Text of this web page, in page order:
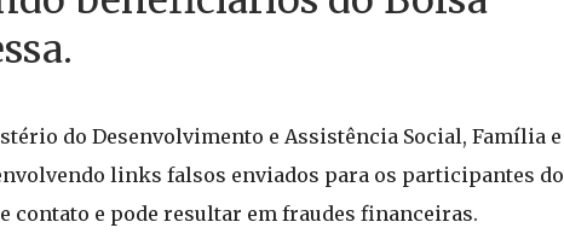
do Desenvolvimento e Assistência Social, Família e
links falsos enviados para os participantes do
contato e pode resultar em fraudes financeiras.